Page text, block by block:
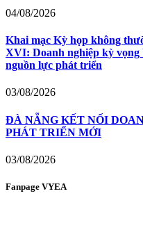
04/08/2026
Khai mạc Kỳ họp không
XVI: Doanh nghiệp kỳ vọng
nguồn lực phát triển
03/08/2026
ĐÀ NẴNG KẾT NỐI
PHÁT TRIỂN MỚI
03/08/2026
Fanpage VYEA